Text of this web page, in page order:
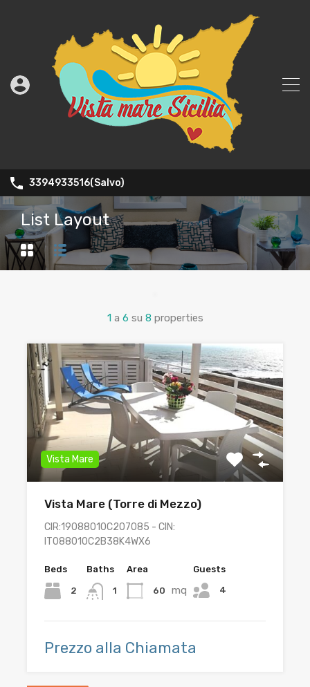
3394933516(Salvo)
List Layout
1 a 6 su 8 properties
Vista Mare
Vista Mare (Torre di Mezzo)
CIR:19088010C207085 - CIN:
IT088010C2B38K4WX6
Beds
2
Baths
1
Area
60 mq
Guests
4
Prezzo alla Chiamata